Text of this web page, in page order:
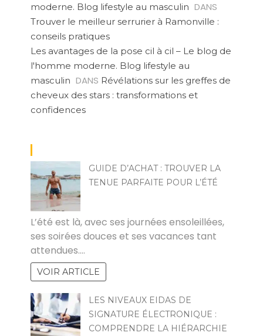
moderne. Blog lifestyle au masculin DANS
Trouver le meilleur serrurier à Ramonville :
conseils pratiques
Les avantages de la pose cil à cil – Le blog de
l'homme moderne. Blog lifestyle au
masculin DANS Révélations sur les greffes de
cheveux des stars : transformations et
confidences
GUIDE D’ACHAT : TROUVER LA
TENUE PARFAITE POUR L’ÉTÉ
L’été est là, avec ses journées ensoleillées,
ses soirées douces et ses vacances tant
attendues.…
VOIR ARTICLE
LES NIVEAUX EIDAS DE
SIGNATURE ÉLECTRONIQUE :
COMPRENDRE LA HIÉRARCHIE